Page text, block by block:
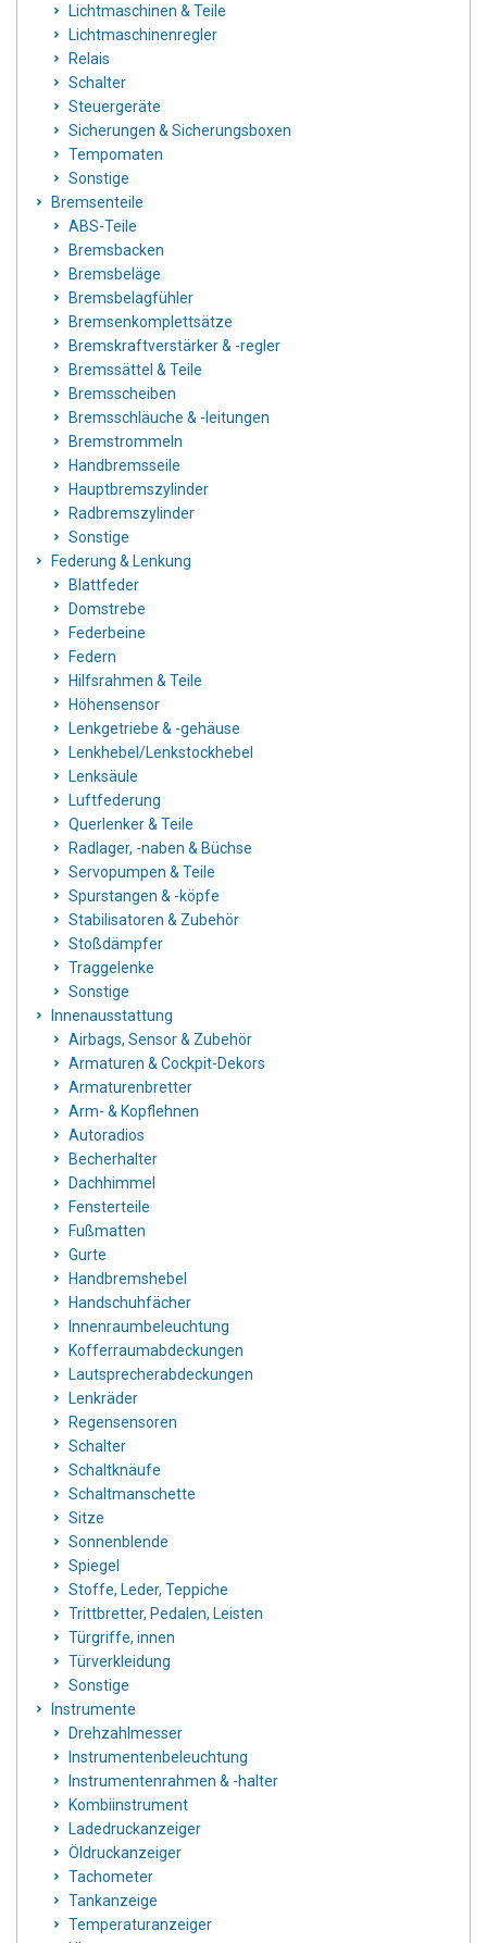
Lichtmaschinen & Teile
Lichtmaschinenregler
Relais
Schalter
Steuergeräte
Sicherungen & Sicherungsboxen
Tempomaten
Sonstige
Bremsenteile
ABS-Teile
Bremsbacken
Bremsbeläge
Bremsbelagfühler
Bremsenkomplettsätze
Bremskraftverstärker & -regler
Bremssättel & Teile
Bremsscheiben
Bremsschläuche & -leitungen
Bremstrommeln
Handbremsseile
Hauptbremszylinder
Radbremszylinder
Sonstige
Federung & Lenkung
Blattfeder
Domstrebe
Federbeine
Federn
Hilfsrahmen & Teile
Höhensensor
Lenkgetriebe & -gehäuse
Lenkhebel/Lenkstockhebel
Lenksäule
Luftfederung
Querlenker & Teile
Radlager, -naben & Büchse
Servopumpen & Teile
Spurstangen & -köpfe
Stabilisatoren & Zubehör
Stoßdämpfer
Traggelenke
Sonstige
Innenausstattung
Airbags, Sensor & Zubehör
Armaturen & Cockpit-Dekors
Armaturenbretter
Arm- & Kopflehnen
Autoradios
Becherhalter
Dachhimmel
Fensterteile
Fußmatten
Gurte
Handbremshebel
Handschuhfächer
Innenraumbeleuchtung
Kofferraumabdeckungen
Lautsprecherabdeckungen
Lenkräder
Regensensoren
Schalter
Schaltknäufe
Schaltmanschette
Sitze
Sonnenblende
Spiegel
Stoffe, Leder, Teppiche
Trittbretter, Pedalen, Leisten
Türgriffe, innen
Türverkleidung
Sonstige
Instrumente
Drehzahlmesser
Instrumentenbeleuchtung
Instrumentenrahmen & -halter
Kombiinstrument
Ladedruckanzeiger
Öldruckanzeiger
Tachometer
Tankanzeige
Temperaturanzeiger